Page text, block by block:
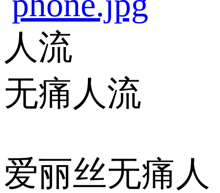
人流
无痛人流
爱丽丝无痛人